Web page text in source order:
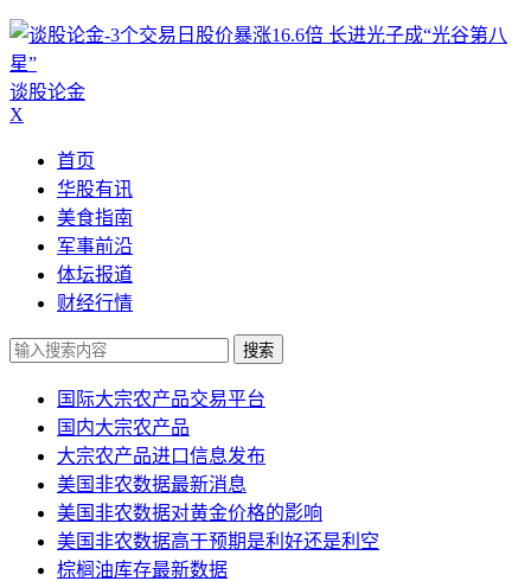
谈股论金
X
首页
华股有讯
美食指南
军事前沿
体坛报道
财经行情
搜索
国际大宗农产品交易平台
国内大宗农产品
大宗农产品进口信息发布
美国非农数据最新消息
美国非农数据对黄金价格的影响
美国非农数据高于预期是利好还是利空
棕榈油库存最新数据